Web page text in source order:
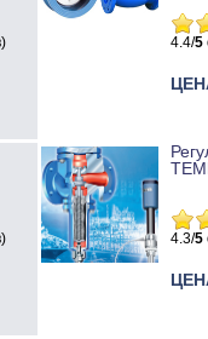
4.4/5
4.3/5